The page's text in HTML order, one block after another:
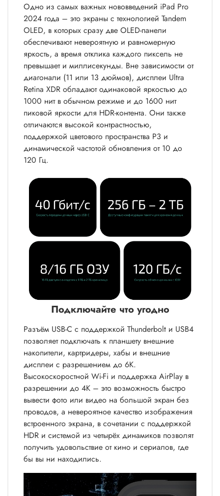
Одно из самых важных нововведений iPad Pro
2024 года – это экраны с технологией Tandem
OLED, в которых сразу две OLED-панели
обеспечивают невероятную и равномерную
яркость, а время отклика каждого пиксель не
превышает и миллисекунды. Вне зависимости от
диагонали (11 или 13 дюймов), дисплеи Ultra
Retina XDR обладают одинаковой яркостью до
1000 нит в обычном режиме и до 1600 нит
пиковой яркости для HDR-контента. Они также
отличаются высокой контрастностью,
поддержкой цветового пространства P3 и
динамической частотой обновления от 10 до
120 Гц.
Подключайте что угодно
Разъём USB-C с поддержкой Thunderbolt и USB4
позволяет подключать к планшету внешние
накопители, картридеры, хабы и внешние
дисплеи с разрешением до 6K.
Высокоскоростной Wi-Fi и поддержка AirPlay в
разрешении до 4K – это возможность быстро
вывести фото или видео на большой экран без
проводов, а невероятное качество изображения
встроенного экрана, в сочетании с поддержкой
HDR и системой из четырёх динамиков позволят
получить удовольствие от кино и сериалов, где
бы вы ни находились.